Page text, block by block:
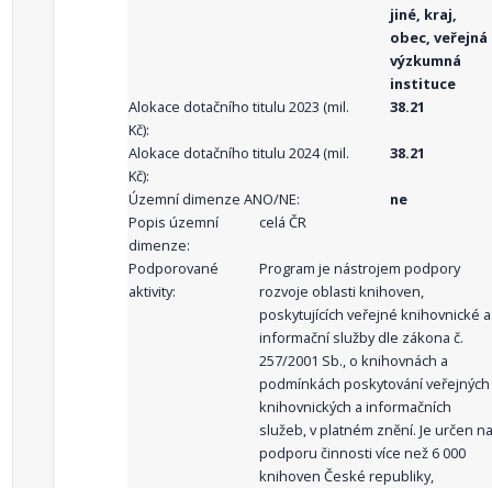
jiné, kraj,
obec, veřejná
výzkumná
instituce
Alokace dotačního titulu 2023 (mil.
Kč):
38.21
Alokace dotačního titulu 2024 (mil.
Kč):
38.21
Územní dimenze ANO/NE:
ne
Popis územní
dimenze:
celá ČR
Podporované
aktivity:
Program je nástrojem podpory
rozvoje oblasti knihoven,
poskytujících veřejné knihovnické a
informační služby dle zákona č.
257/2001 Sb., o knihovnách a
podmínkách poskytování veřejných
knihovnických a informačních
služeb, v platném znění. Je určen na
podporu činnosti více než 6 000
knihoven České republiky,